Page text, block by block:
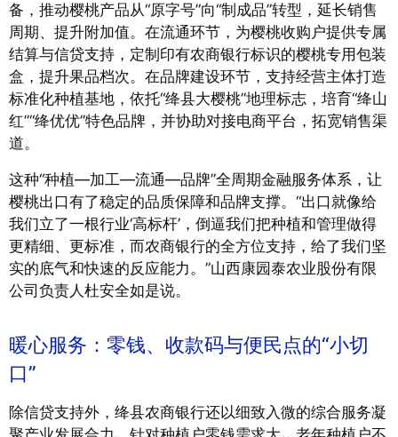
备，推动樱桃产品从“原字号”向“制成品”转型，延长销售
周期、提升附加值。在流通环节，为樱桃收购户提供专属
结算与信贷支持，定制印有农商银行标识的樱桃专用包装
盒，提升果品档次。在品牌建设环节，支持经营主体打造
标准化种植基地，依托“绛县大樱桃”地理标志，培育“绛山
红”“绛优优”特色品牌，并协助对接电商平台，拓宽销售渠
道。
这种“种植—加工—流通—品牌”全周期金融服务体系，让
樱桃出口有了稳定的品质保障和品牌支撑。“出口就像给
我们立了一根行业‘高标杆’，倒逼我们把种植和管理做得
更精细、更标准，而农商银行的全方位支持，给了我们坚
实的底气和快速的反应能力。”山西康园泰农业股份有限
公司负责人杜安全如是说。
暖心服务：零钱、收款码与便民点的“小切
口”
除信贷支持外，绛县农商银行还以细致入微的综合服务凝